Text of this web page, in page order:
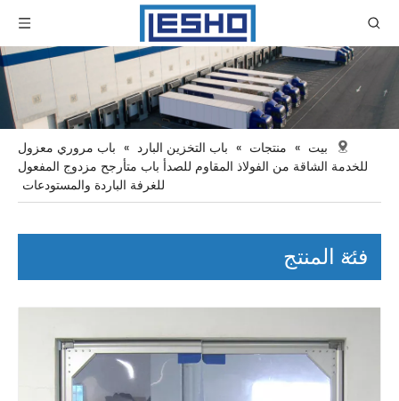
بيت » منتجات » باب التخزين البارد » باب مروري معزول
للخدمة الشاقة من الفولاذ المقاوم للصدأ باب متأرجح مزدوج المفعول
للغرفة الباردة والمستودعات
فئة المنتج